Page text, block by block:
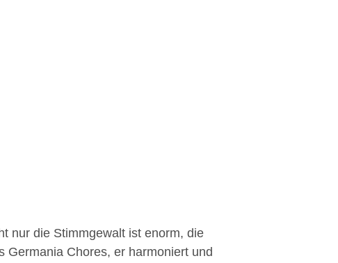
nur die Stimmgewalt ist enorm, die
Germania Chores, er harmoniert und